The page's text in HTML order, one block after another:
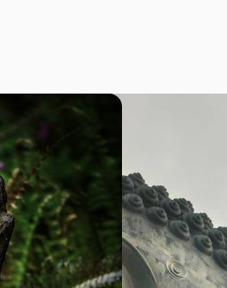
Продукция
Spaces
ИИ-помощник
Генератор
изображений ИИ
Генератор видео
Начать
Academy
Документация по
Пакету ИИ
Служба
поддержки